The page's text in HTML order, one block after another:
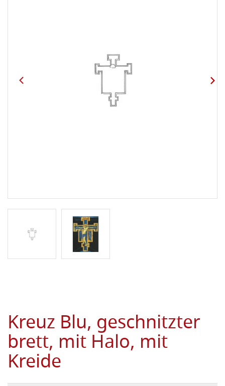
Kreuz Blu, geschnitzter
brett, mit Halo, mit
Kreide